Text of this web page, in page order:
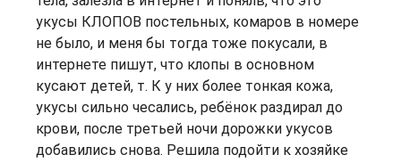
укусы КЛОПОВ постельных, комаров в номере
не было, и меня бы тогда тоже покусали, в
интернете пишут, что клопы в основном
кусают детей, т. К у них более тонкая кожа,
укусы сильно чесались, ребёнок раздирал до
крови, после третьей ночи дорожки укусов
добавились снова. Решила подойти к хозяйке